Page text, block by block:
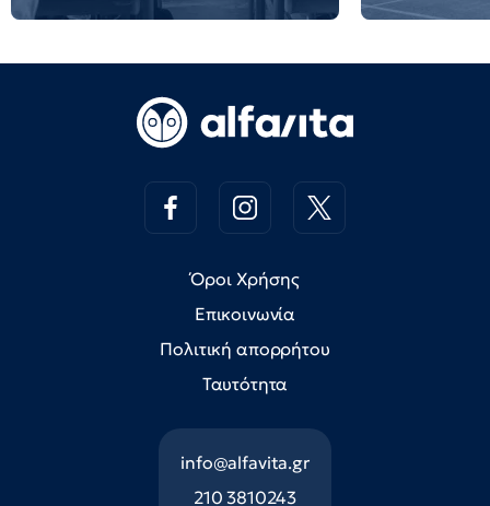
Όροι Χρήσης
Επικοινωνία
Πολιτική απορρήτου
Ταυτότητα
info@alfavita.gr
210 3810243